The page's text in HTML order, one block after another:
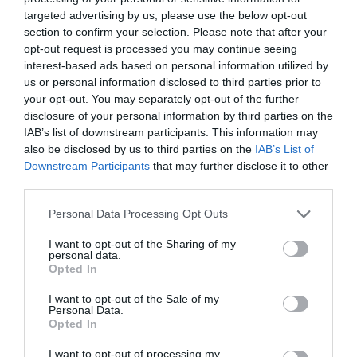
targeted advertising by us, please use the below opt-out
section to confirm your selection. Please note that after your
opt-out request is processed you may continue seeing
interest-based ads based on personal information utilized by
us or personal information disclosed to third parties prior to
your opt-out. You may separately opt-out of the further
disclosure of your personal information by third parties on the
IAB’s list of downstream participants. This information may
also be disclosed by us to third parties on the IAB’s List of
Downstream Participants that may further disclose it to other
Personal Data Processing Opt Outs
I want to opt-out of the Sharing of my
personal data.
Opted In
I want to opt-out of the Sale of my
Personal Data.
Opted In
I want to opt-out of processing my
autónomas un entorno donde se puedan
desarrollar sin verse ahogadas. Trabajar con
proveedores de proximidad. Mantener la
propiedad en el territorio. Crear entornos seguros.
"Las empresas también
pueden vivir más
sencillamente, recuperar lo
esencial, facilitar un entorno
donde se puedan desarrollar
sin verse estranguladas"
Durante años hemos asociado el progreso a hacer